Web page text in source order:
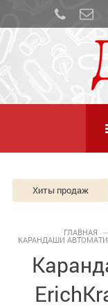
Хиты продаж
ГЛАВНАЯ
КАРАНДАШИ